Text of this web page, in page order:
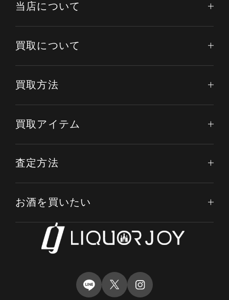
当店について
買取について
買取方法
買取アイテム
査定方法
お酒を買いたい